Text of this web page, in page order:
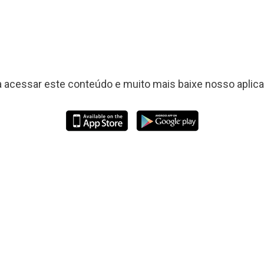
acessar este conteúdo e muito mais baixe nosso